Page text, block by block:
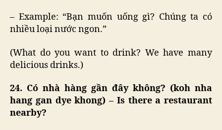
– Example: “Bạn muốn uống gì? Chúng ta có
nhiều loại nước ngon.”
(What do you want to drink? We have many
delicious drinks.)
24. Có nhà hàng gần đây không? (koh nha
hang gan dye khong) – Is there a restaurant
nearby?